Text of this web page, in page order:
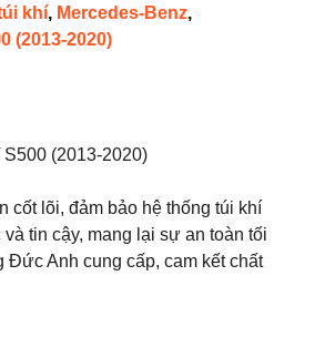
khí, Mercedes-Benz,
(2013-2020)
(2013-2020)
cốt lõi, đảm bảo hệ thống túi khí
tin cậy, mang lại sự an toàn tối
Anh cung cấp, cam kết chất